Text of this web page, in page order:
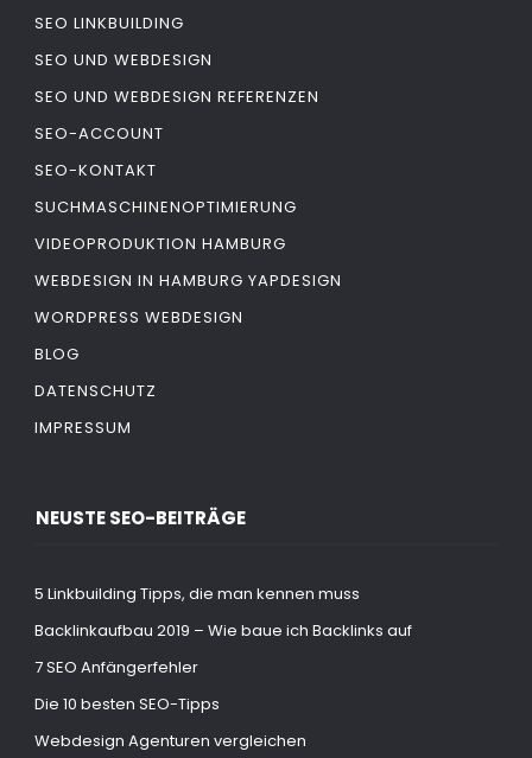
SEO LINKBUILDING
SEO UND WEBDESIGN
SEO UND WEBDESIGN REFERENZEN
SEO-ACCOUNT
SEO-KONTAKT
SUCHMASCHINENOPTIMIERUNG
VIDEOPRODUKTION HAMBURG
WEBDESIGN IN HAMBURG YAPDESIGN
WORDPRESS WEBDESIGN
BLOG
DATENSCHUTZ
IMPRESSUM
NEUSTE SEO-BEITRÄGE
5 Linkbuilding Tipps, die man kennen muss
Backlinkaufbau 2019 – Wie baue ich Backlinks auf
7 SEO Anfängerfehler
Die 10 besten SEO-Tipps
Webdesign Agenturen vergleichen